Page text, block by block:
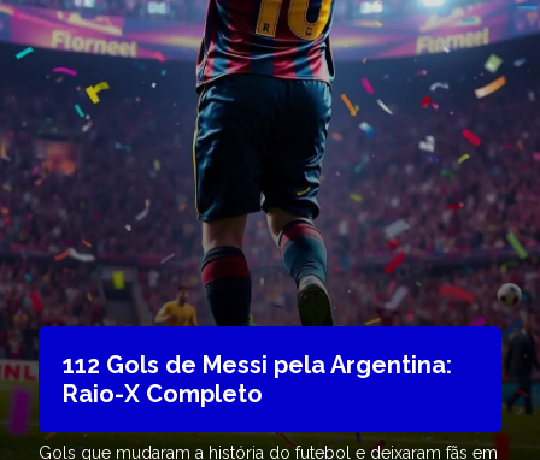
112 Gols de Messi pela Argentina:
Raio-X Completo
Gols que mudaram a história do futebol e deixaram fãs em